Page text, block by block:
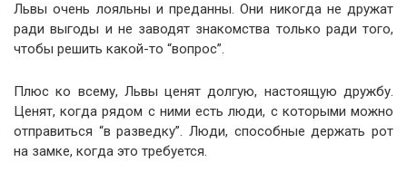
Львы очень лояльны и преданны. Они никогда не дружат
ради выгоды и не заводят знакомства только ради того,
чтобы решить какой-то “вопрос”.
Плюс ко всему, Львы ценят долгую, настоящую дружбу.
Ценят, когда рядом с ними есть люди, с которыми можно
отправиться “в разведку”. Люди, способные держать рот
на замке, когда это требуется.